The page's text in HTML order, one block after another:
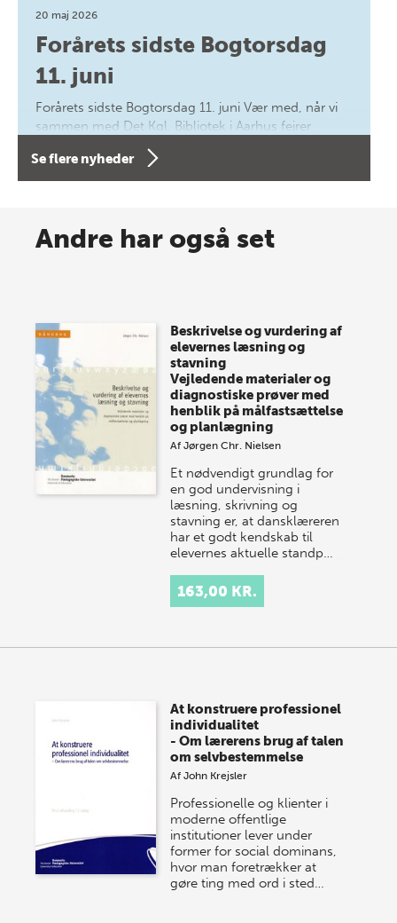
20 maj 2026
Forårets sidste Bogtorsdag
11. juni
Forårets sidste Bogtorsdag 11. juni Vær med, når vi
sammen med Det Kgl. Bibliotek i Aarhus fejrer
forfatterne bag vores nyes…
Spar op til 70% til sommer-
onsdag den 10. j…
Se flere nyheder
Andre har også set
Beskrivelse og vurdering af
elevernes læsning og
stavning
Vejledende materialer og
diagnostiske prøver med
henblik på målfastsættelse
og planlægning
AfJørgen Chr. Nielsen
Et nødvendigt grundlag for
en god undervisning i
læsning, skrivning og
stavning er, at dansklæreren
har et godt kendskab til
elevernes aktuelle standp…
163,00 KR.
At konstruere professionel
individualitet
- Om lærerens brug af talen
om selvbestemmelse
AfJohn Krejsler
Professionelle og klienter i
moderne offentlige
institutioner lever under
former for social dominans,
hvor man foretrækker at
gøre ting med ord i sted…